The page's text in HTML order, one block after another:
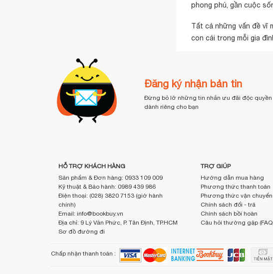
phong phú, gần cuộc
Tất cả những vấn đề vĩ
con cái trong mỗi gia
Đăng ký nhận bản tin
Đừng bỏ lỡ những tin nhắn ưu đãi độc quyền
dành riêng cho bạn
HỖ TRỢ KHÁCH HÀNG
Sản phẩm & Đơn hàng: 0933 109 009
Kỹ thuật & Bảo hành: 0989 439 986
Điện thoại: (028) 3820 7153 (giờ hành
chính)
Email: info@bookbuy.vn
Địa chỉ: 9 Lý Văn Phức, P. Tân Định, TP.HCM
Sơ đồ đường đi
TRỢ GIÚP
Hướng dẫn mua hàng
Phương thức thanh toán
Phương thức vận chuyển
Chính sách đổi - trả
Chính sách bồi hoàn
Câu hỏi thường gặp
Chấp nhận thanh toán :